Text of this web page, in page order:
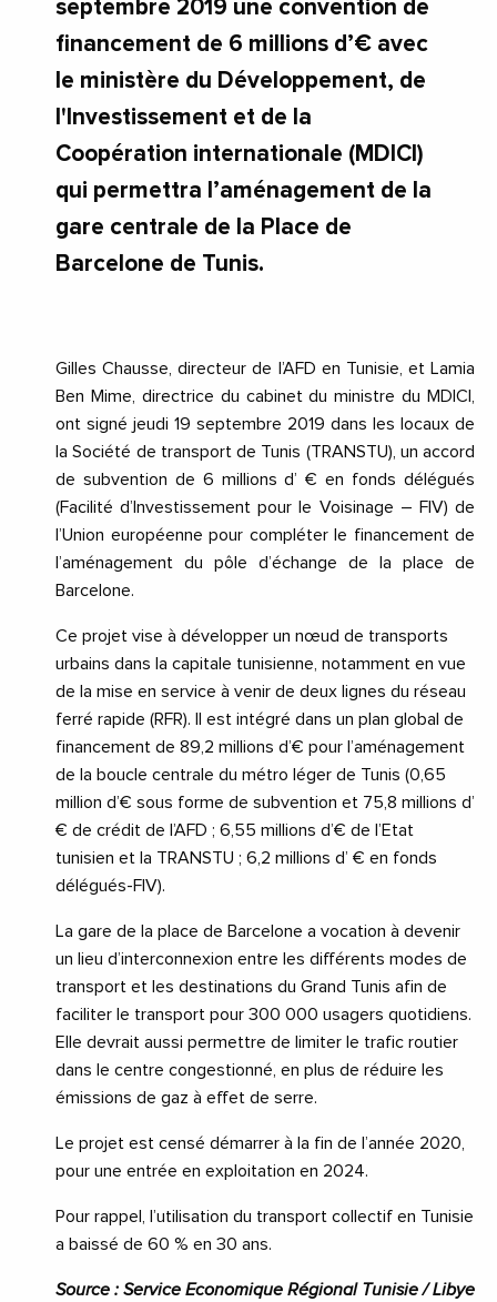
septembre 2019 une convention de
financement de 6 millions d’€ avec
le ministère du Développement, de
l'Investissement et de la
Coopération internationale (MDICI)
qui permettra l’aménagement de la
gare centrale de la Place de
Barcelone de Tunis.
Gilles Chausse, directeur de l’AFD en Tunisie, et Lamia
Ben Mime, directrice du cabinet du ministre du MDICI,
ont signé jeudi 19 septembre 2019 dans les locaux de
la Société de transport de Tunis (TRANSTU), un accord
de subvention de 6 millions d’ € en fonds délégués
(Facilité d’Investissement pour le Voisinage – FIV) de
l’Union européenne pour compléter le financement de
l’aménagement du pôle d’échange de la place de
Barcelone.
Ce projet vise à développer un nœud de transports
urbains dans la capitale tunisienne, notamment en vue
de la mise en service à venir de deux lignes du réseau
ferré rapide (RFR). Il est intégré dans un plan global de
financement de 89,2 millions d’€ pour l’aménagement
de la boucle centrale du métro léger de Tunis (0,65
million d’€ sous forme de subvention et 75,8 millions d’
€ de crédit de l’AFD ; 6,55 millions d’€ de l’Etat
tunisien et la TRANSTU ; 6,2 millions d’ € en fonds
délégués-FIV).
La gare de la place de Barcelone a vocation à devenir
un lieu d’interconnexion entre les différents modes de
transport et les destinations du Grand Tunis afin de
faciliter le transport pour 300 000 usagers quotidiens.
Elle devrait aussi permettre de limiter le trafic routier
dans le centre congestionné, en plus de réduire les
émissions de gaz à effet de serre.
Le projet est censé démarrer à la fin de l’année 2020,
pour une entrée en exploitation en 2024.
Pour rappel, l’utilisation du transport collectif en Tunisie
a baissé de 60 % en 30 ans.
Source : Service Economique Régional Tunisie / Libye